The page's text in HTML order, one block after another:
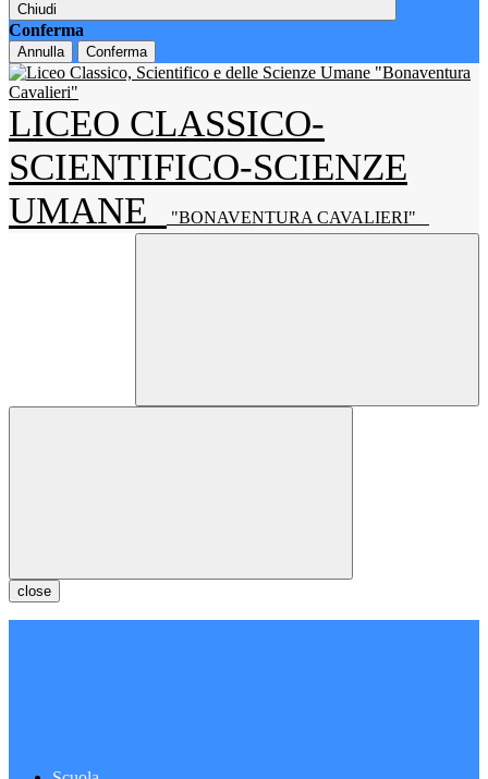
Chiudi
Conferma
Annulla Conferma
LICEO CLASSICO-
SCIENTIFICO-SCIENZE
UMANE
"BONAVENTURA CAVALIERI"
close